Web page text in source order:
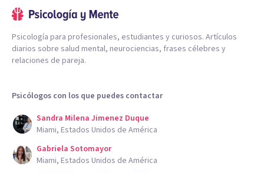
Psicología para profesionales, estudiantes y curiosos. Artículos
diarios sobre salud mental, neurociencias, frases célebres y
relaciones de pareja.
Psicólogos con los que puedes contactar
Sandra Milena Jimenez Duque
Miami, Estados Unidos de América
Gabriela Sotomayor
Miami, Estados Unidos de América